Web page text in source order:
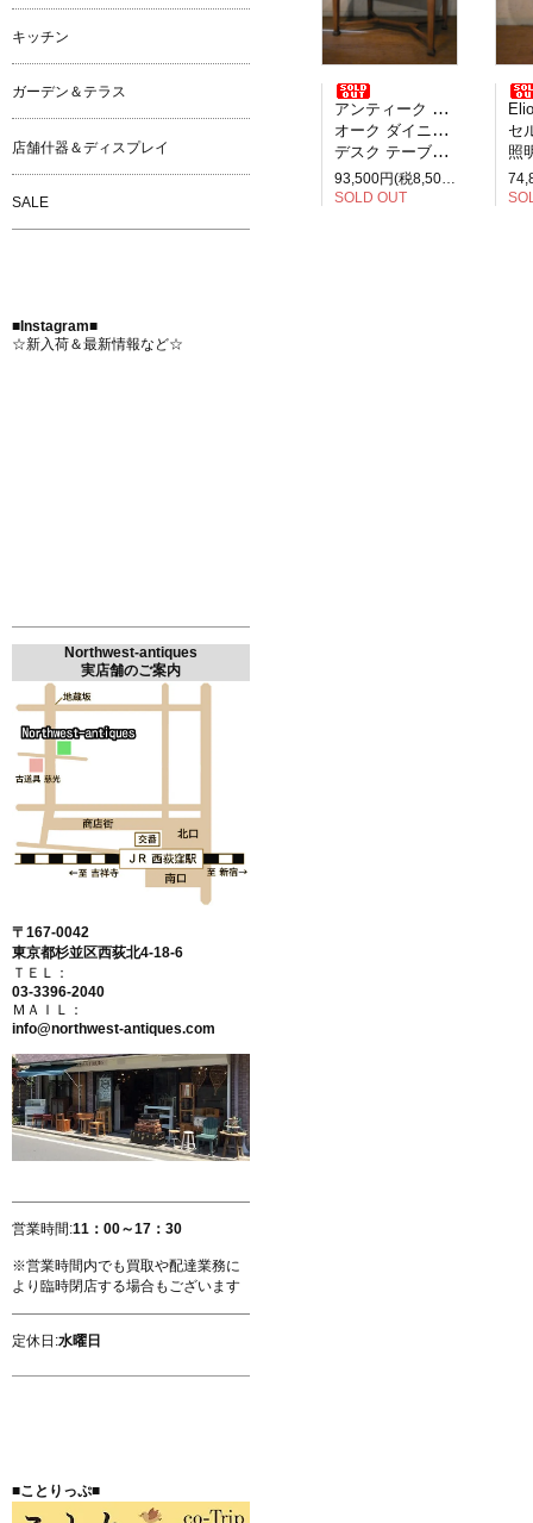
アンティーク イギリス製
オーク ダイニングテーブル
デスク テーブル 2人掛け
93,500円(税8,500円)
SOLD OUT
Elio
セル
照明
キッチン
ガーデン＆テラス
店舗什器＆ディスプレイ
SALE
■Instagram■
☆新入荷＆最新情報など☆
Northwest-antiques
実店舗のご案内
〒167-0042
東京都杉並区西荻北4-18-6
ＴＥＬ：
03-3396-2040
ＭＡＩＬ：
info@northwest-antiques.com
営業時間:11：00～17：30
※営業時間内でも買取や配達業務に
より臨時閉店する場合もございます
定休日:水曜日
■ことりっぷ■